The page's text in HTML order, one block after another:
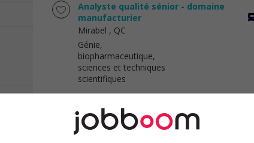
Analyste qualité sénior - domaine
manufacturier
Mirabel , QC
Génie,
biopharmaceutique,
sciences et techniques
scientifiques
Coordonnateur(trice) en
environnement - domaine